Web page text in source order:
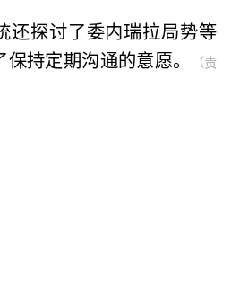
还探讨了委内瑞拉局势等
持定期沟通的意愿。
（责